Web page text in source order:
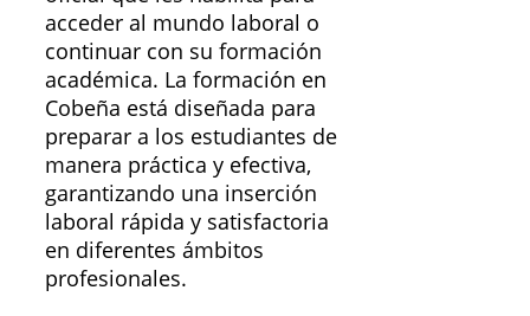
acceder al mundo laboral o
continuar con su formación
académica. La formación en
Cobeña está diseñada para
preparar a los estudiantes de
manera práctica y efectiva,
garantizando una inserción
laboral rápida y satisfactoria
en diferentes ámbitos
profesionales.